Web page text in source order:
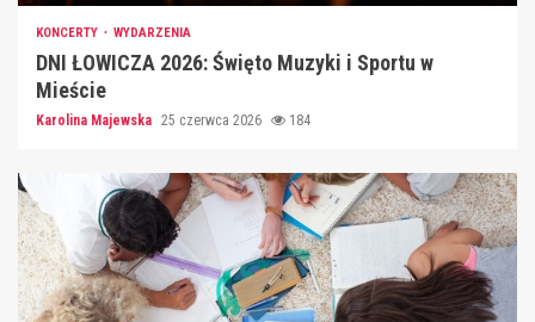
KONCERTY WYDARZENIA
DNI ŁOWICZA 2026: Święto Muzyki i Sportu w
Mieście
Karolina Majewska 25 czerwca 2026 184